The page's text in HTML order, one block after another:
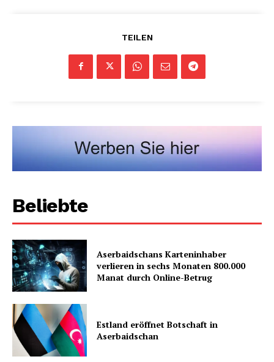
TEILEN
Beliebte
Aserbaidschans Karteninhaber
verlieren in sechs Monaten 800.000
Manat durch Online-Betrug
Estland eröffnet Botschaft in
Aserbaidschan